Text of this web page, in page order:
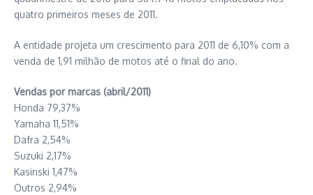
quatro primeiros meses de 2011.
A entidade projeta um crescimento para 2011 de 6,10% com a
venda de 1,91 milhão de motos até o final do ano.
Vendas por marcas (abril/2011)
Honda 79,37%
Yamaha 11,51%
Dafra 2,54%
Suzuki 2,17%
Kasinski 1,47%
Outros 2,94%